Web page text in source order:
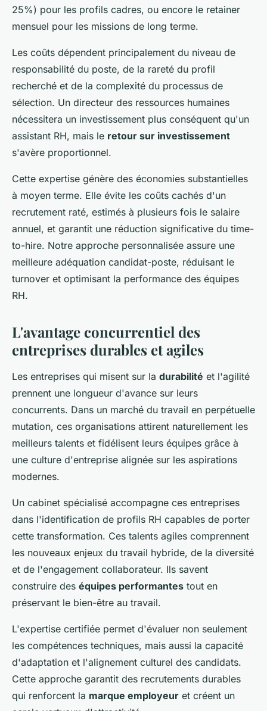
25%) pour les profils cadres, ou encore le retainer
mensuel pour les missions de long terme.
Les coûts dépendent principalement du niveau de
responsabilité du poste, de la rareté du profil
recherché et de la complexité du processus de
sélection. Un directeur des ressources humaines
nécessitera un investissement plus conséquent qu'un
assistant RH, mais le retour sur investissement
s'avère proportionnel.
Cette expertise génère des économies substantielles
à moyen terme. Elle évite les coûts cachés d'un
recrutement raté, estimés à plusieurs fois le salaire
annuel, et garantit une réduction significative du time-
to-hire. Notre approche personnalisée assure une
meilleure adéquation candidat-poste, réduisant le
turnover et optimisant la performance des équipes
RH.
L'avantage concurrentiel des
entreprises durables et agiles
Les entreprises qui misent sur la durabilité et l'agilité
prennent une longueur d'avance sur leurs
concurrents. Dans un marché du travail en perpétuelle
mutation, ces organisations attirent naturellement les
meilleurs talents et fidélisent leurs équipes grâce à
une culture d'entreprise alignée sur les aspirations
modernes.
Un cabinet spécialisé accompagne ces entreprises
dans l'identification de profils RH capables de porter
cette transformation. Ces talents agiles comprennent
les nouveaux enjeux du travail hybride, de la diversité
et de l'engagement collaborateur. Ils savent
construire des équipes performantes tout en
préservant le bien-être au travail.
L'expertise certifiée permet d'évaluer non seulement
les compétences techniques, mais aussi la capacité
d'adaptation et l'alignement culturel des candidats.
Cette approche garantit des recrutements durables
qui renforcent la marque employeur et créent un